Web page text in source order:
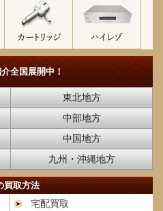
全国展開中！
東北地方
中部地方
中国地方
九州・沖縄地方
買取方法
宅配買取